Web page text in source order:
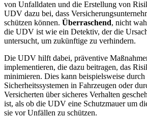
von Unfalldaten und die Erstellung von
UDV dazu bei, dass
schützen können. Überraschend, nicht
die UDV ist wie ein Detektiv, der die
untersucht, um zukünftige zu verhindern.
Die UDV hilft dabei, präventive
implementieren, die dazu beitragen, das
minimieren. Dies kann beispielsweise durch
Sicherheitssystemen in Fahrzeugen oder
Versicherten über sicheres Verhalten
ist, als ob die UDV eine Schutzmauer um
sie vor Unfällen zu schützen.